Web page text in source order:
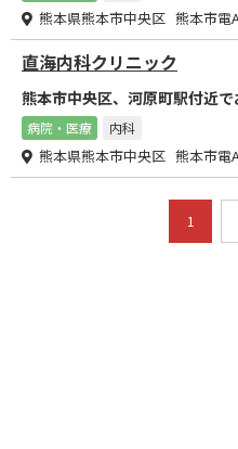
熊本県熊本市中央区 熊本市電
直海内科クリニック
熊本市中央区、河原町駅付近
病院・医療 内科
熊本県熊本市中央区 熊本市電
1